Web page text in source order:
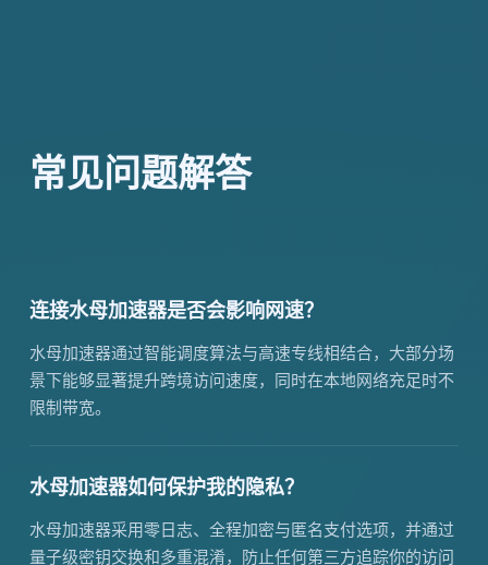
常见问题解答
连接水母加速器是否会影响网速？
水母加速器通过智能调度算法与高速专线相结合，大部分场
景下能够显著提升跨境访问速度，同时在本地网络充足时不
限制带宽。
水母加速器如何保护我的隐私？
水母加速器采用零日志、全程加密与匿名支付选项，并通过
量子级密钥交换和多重混淆，防止任何第三方追踪你的访问